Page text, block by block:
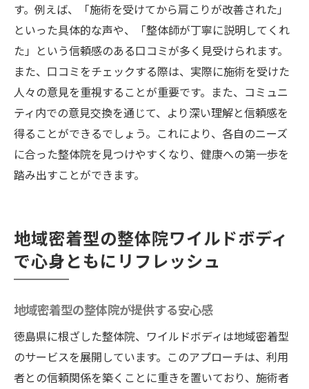
す。例えば、「施術を受けてから肩こりが改善された」
といった具体的な声や、「整体師が丁寧に説明してくれ
た」という信頼感のある口コミが多く見受けられます。
また、口コミをチェックする際は、実際に施術を受けた
人々の意見を重視することが重要です。また、コミュニ
ティ内での意見交換を通じて、より深い理解と信頼感を
得ることができるでしょう。これにより、各自のニーズ
に合った整体院を見つけやすくなり、健康への第一歩を
踏み出すことができます。
地域密着型の整体院ワイルドボディ
で心身ともにリフレッシュ
地域密着型の整体院が提供する安心感
徳島県に根ざした整体院、ワイルドボディは地域密着型
のサービスを展開しています。このアプローチは、利用
者との信頼関係を築くことに重きを置いており、施術者